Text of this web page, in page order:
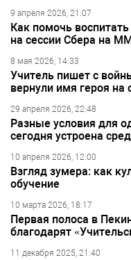
9 апреля 2026, 21:07
Как помочь
на сессии Сбера на
8 мая 2026, 14:33
Учитель пишет с
вернули имя героя на
29 апреля 2026, 22:48
Разные условия для
сегодня устроена
10 апреля 2026, 12:00
Взгляд зумера: как
обучение
10 марта 2026, 18:17
Первая полоса в
благодарят
11 декабря 2025, 21:40